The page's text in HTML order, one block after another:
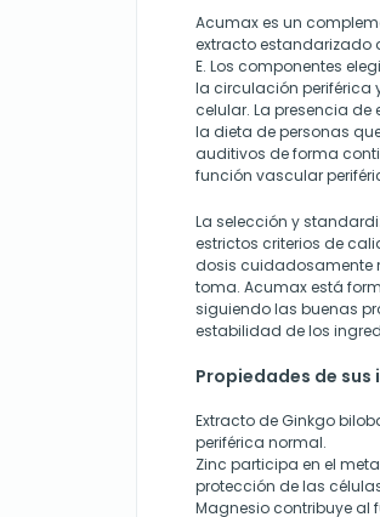
Acumax es un
extracto estandarizado
E. Los componentes
la circulación periférica
celular. La presencia
la dieta de personas
auditivos de forma
función vascular
La selección y
estrictos criterios de
dosis cuidadosamente
toma. Acumax está
siguiendo las buenas
estabilidad de los
Propiedades de
Extracto de Ginkgo
periférica normal.
Zinc participa en el
protección de las
Magnesio contribuye al